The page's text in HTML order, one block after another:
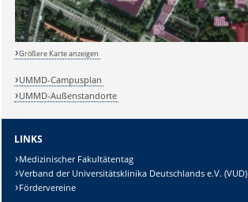
Lösung:
Größere Karte anzeigen
UMMD-Campusplan
UMMD-Außenstandorte
LINKS
Medizinischer Fakultätentag
Verband der Universitätsklinika Deutschlands e.V. (VUD)
Fördervereine